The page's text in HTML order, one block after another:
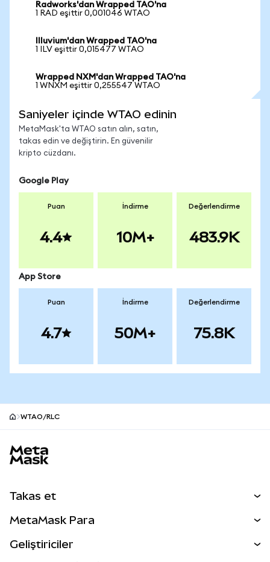
Radworks'dan Wrapped TAO'na
1 RAD eşittir 0,001046 WTAO
Illuvium'dan Wrapped TAO'na
1 ILV eşittir 0,015477 WTAO
Wrapped NXM'dan Wrapped TAO'na
1 WNXM eşittir 0,255547 WTAO
Saniyeler içinde WTAO edinin
MetaMask'ta WTAO satın alın, satın,
takas edin ve değiştirin. En güvenilir
kripto cüzdanı.
Google Play
Puan
4.4
İndirme
10M+
Değerlendirme
483.9K
App Store
Puan
4.7
İndirme
50M+
Değerlendirme
75.8K
WTAO/RLC
Takas et
Perps
MetaMask Para
Geliştiriciler